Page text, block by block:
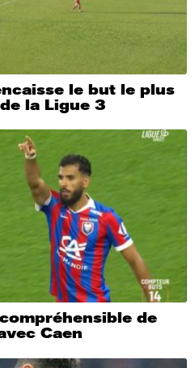
le but le plus
la Ligue 3
de
Caen